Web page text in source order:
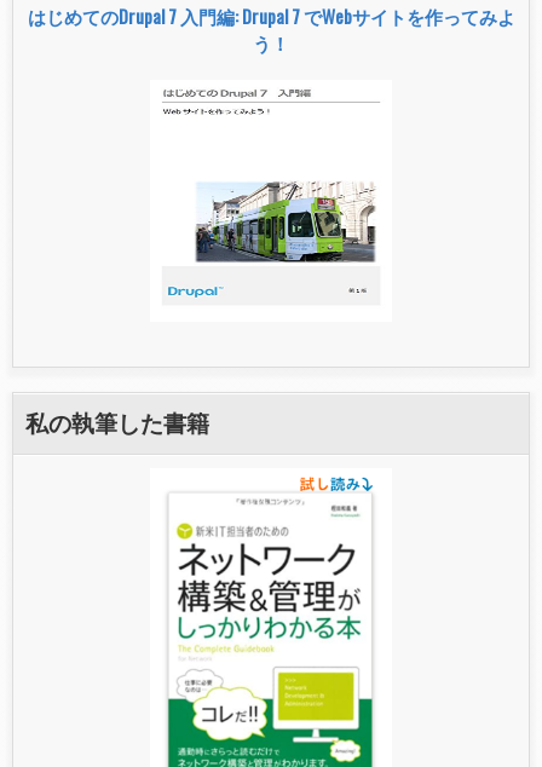
はじめてのDrupal 7 入門編: Drupal 7 でWebサイトを作ってみよ
う！
私の執筆した書籍